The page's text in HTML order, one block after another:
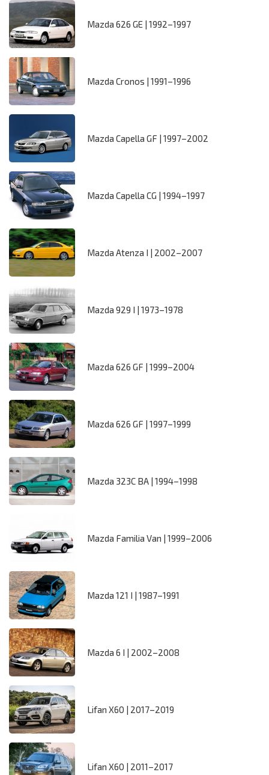
Mazda 626 GE | 1992–1997
Mazda Cronos | 1991–1996
Mazda Capella GF | 1997–2002
Mazda Capella CG | 1994–1997
Mazda Atenza I | 2002–2007
Mazda 929 I | 1973–1978
Mazda 626 GF | 1999–2004
Mazda 626 GF | 1997–1999
Mazda 323C BA | 1994–1998
Mazda Familia Van | 1999–2006
Mazda 121 I | 1987–1991
Mazda 6 I | 2002–2008
Lifan X60 | 2017–2019
Lifan X60 | 2011–2017